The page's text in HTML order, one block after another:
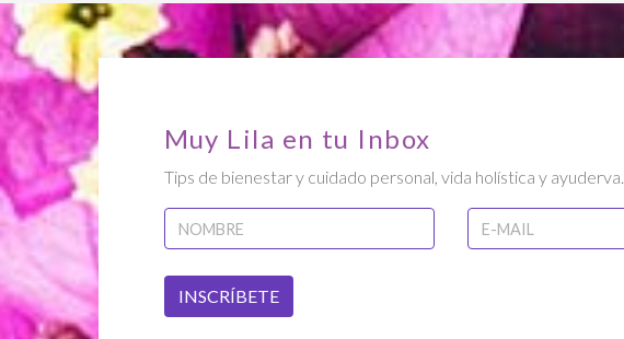
Muy Lila en tu Inbox
Tips de bienestar y cuidado personal, vida holística y ayuderva.
INSCRÍBETE